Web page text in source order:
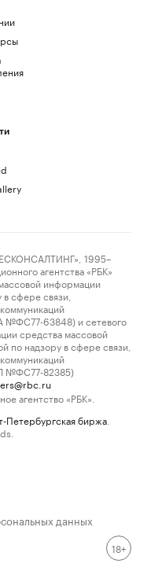
1995–
агентства «РБК»
информации
сфере связи,
№ФС77-63848) и сетевого
средства массовой
по надзору в сфере связи,
№ФС77-82385)
агентство «РБК».
Петербургская биржа
данных
18+